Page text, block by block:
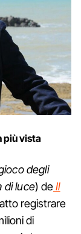
più vista
degli
di luce) deIl
registrare
di